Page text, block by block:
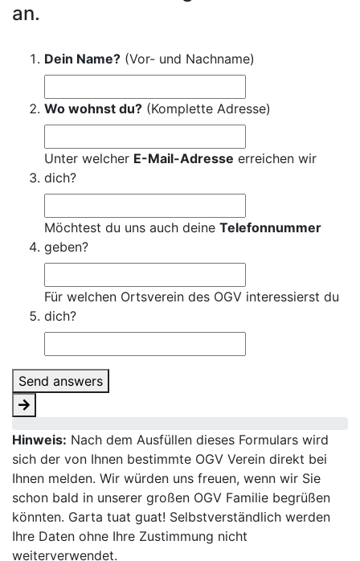
an.
Dein Name? (Vor- und Nachname)
Wo wohnst du? (Komplette Adresse)
Unter welcher E-Mail-Adresse erreichen wir
dich?
Möchtest du uns auch deine Telefonnummer
geben?
Für welchen Ortsverein des OGV interessierst du
dich?
Send answers
Hinweis: Nach dem Ausfüllen dieses Formulars wird
sich der von Ihnen bestimmte OGV Verein direkt bei
Ihnen melden. Wir würden uns freuen, wenn wir Sie
schon bald in unserer großen OGV Familie begrüßen
könnten. Garta tuat guat! Selbstverständlich werden
Ihre Daten ohne Ihre Zustimmung nicht
weiterverwendet.